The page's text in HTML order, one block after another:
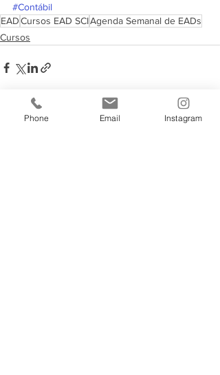
#Contábil
EADCursos EAD SCIAgenda Semanal de EADs
Cursos
Phone Email Instagram